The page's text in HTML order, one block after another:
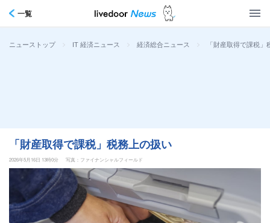
一覧
ニューストップ > IT 経済ニュース > 経済総合ニュース > 「財産取得で課税」
「財産取得で課税」税務上の扱い
2026年5月16日 13時0分 写真：ファイナンシャルフィールド